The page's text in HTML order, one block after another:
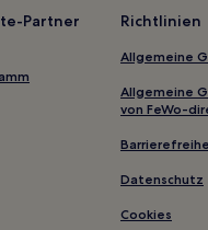
nahe Bahnhof
nahe Bahnhof Osimo-
Roveresche Hotels
Partner
Richtlinien
Allgemeine
Allgemeine
von FeWo-
Datenschutz
Cookies